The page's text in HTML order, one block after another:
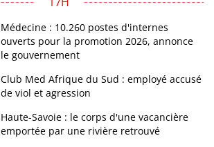
Médecine : 10.260 postes d'internes
ouverts pour la promotion 2026, annonce
le gouvernement
Club Med Afrique du Sud : employé accusé
de viol et agression
Haute-Savoie : le corps d'une vacancière
emportée par une rivière retrouvé